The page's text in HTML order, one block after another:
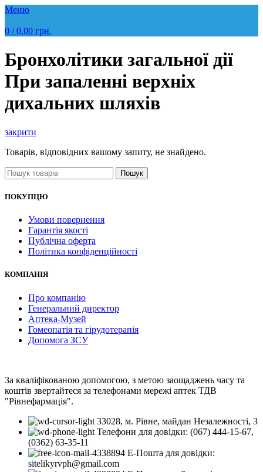
Меню
0 / 0,00 грн.
Бронхолітики загальної дії
При запаленні верхніх
дихальних шляхів
закрити
Товарів, відповідних вашому запиту, не знайдено.
Пошук
ПОКУПЦЮ
Умови повернення
Гарантія якості
Публічна оферта
Політика конфіденційності
КОМПАНІЯ
Про компанію
Генеральний директор
Аптека-Музей
Гомеопатія та гірудотерапія
Допомога ЗСУ
За кваліфікованою допомогою, з метою заощаджень часу та
коштів звертайтеся за телефонами мережі аптек ТДВ
"Рівнефармація".
33028, м. Рівне, майдан Незалежності, 3
Телефони для довідки: (067) 444-15-67,
(0362) 63-35-11
Е-Пошта для довідки:
sitelikyrvph@gmail.com